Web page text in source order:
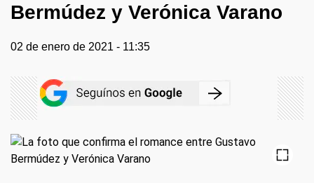
Bermúdez y Verónica Varano
02 de enero de 2021 - 11:35